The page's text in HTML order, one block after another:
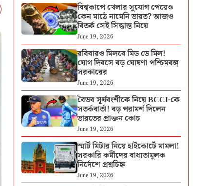
বিশ্বকাপে খেলার সুযোগ পেয়েও
কেন মাঠে নামেনি ভারত? আজও
বিতর্ক সেই সিদ্ধান্ত নিয়ে
June 19, 2026
রবিবারও মিলবে মিড ডে মিল!
যোগ দিবসে বড় ঘোষণা পশ্চিমবঙ্গ
সরকারের
June 19, 2026
বৈভব সূর্যবংশীকে নিয়ে BCCI-কে
সতর্কবার্তা! বড় পরামর্শ দিলেন
ভারতের প্রাক্তন কোচ
June 19, 2026
স্মার্ট মিটার নিয়ে হাইকোর্টে মামলা!
সরকারি কর্মীদের বাধ্যতামূলক
নির্দেশে প্রশ্নচিহ্ন
June 19, 2026